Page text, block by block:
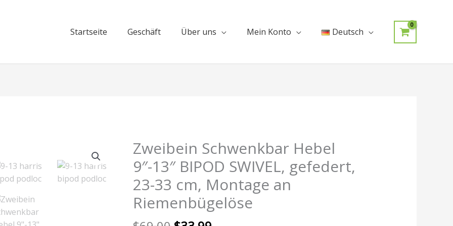
Startseite Geschäft Über uns​ Mein Konto Deutsch
Zweibein Schwenkbar Hebel
9″-13″ BIPOD SWIVEL, gefedert,
23-33 cm, Montage an
Riemenbügelöse
Ursprünglicher
Preis
war:
$69,00
Aktueller
Preis
ist:
$33,99.